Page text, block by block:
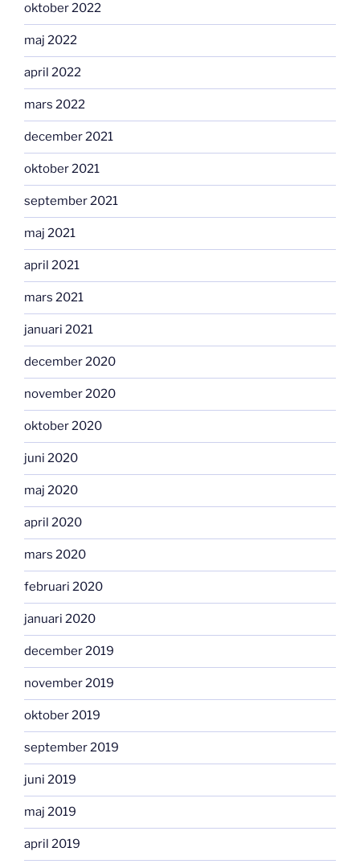
oktober 2022
maj 2022
april 2022
mars 2022
december 2021
oktober 2021
september 2021
maj 2021
april 2021
mars 2021
januari 2021
december 2020
november 2020
oktober 2020
juni 2020
maj 2020
april 2020
mars 2020
februari 2020
januari 2020
december 2019
november 2019
oktober 2019
september 2019
juni 2019
maj 2019
april 2019